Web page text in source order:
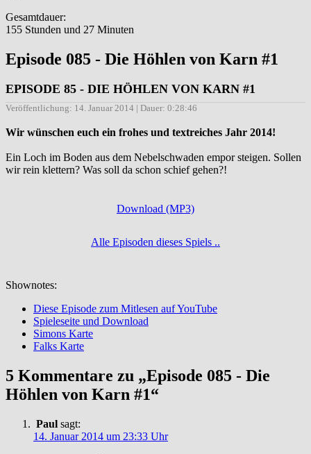
Gesamtdauer:
155 Stunden und 27 Minuten
Episode 085 - Die Höhlen von Karn #1
EPISODE 85 - DIE HÖHLEN VON KARN #1
Veröffentlichung: 14. Januar 2014 | Dauer: 0:28:46
Wir wünschen euch ein frohes und textreiches Jahr 2014!
Ein Loch im Boden aus dem Nebelschwaden empor steigen. Sollen
wir rein klettern? Was soll da schon schief gehen?!
Download (MP3)
Alle Episoden dieses Spiels ..
Shownotes:
Diese Episode zum Mitlesen auf YouTube
Spieleseite und Download
Simons Karte
Falks Karte
5 Kommentare zu „Episode 085 - Die
Höhlen von Karn #1“
Paul sagt:
14. Januar 2014 um 23:33 Uhr